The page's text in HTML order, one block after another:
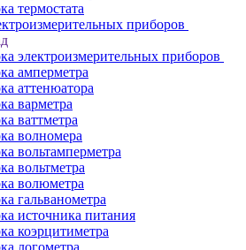
термостата
приборов
электроизмерительных приборов
амперметра
аттенюатора
варметра
ваттметра
волномера
вольтамперметра
вольтметра
волюметра
гальванометра
источника питания
коэрцитиметра
логометра